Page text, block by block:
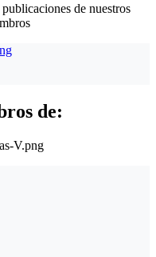
de nuestros
de: